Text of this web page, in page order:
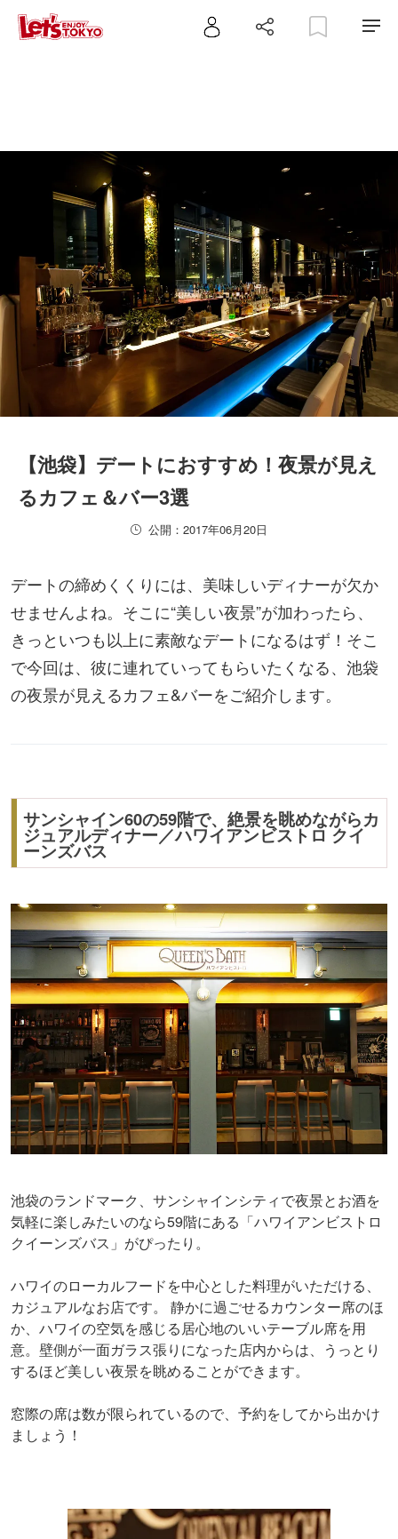
【池袋】デートにおすすめ！夜景が見え
るカフェ＆バー3選
公開：2017年06月20日
デートの締めくくりには、美味しいディナーが欠か
せませんよね。そこに“美しい夜景”が加わったら、
きっといつも以上に素敵なデートになるはず！そこ
で今回は、彼に連れていってもらいたくなる、池袋
の夜景が見えるカフェ&バーをご紹介します。
サンシャイン60の59階で、絶景を眺めながらカ
ジュアルディナー／ハワイアンビストロ クイ
ーンズバス
池袋のランドマーク、サンシャインシティで夜景とお酒を
気軽に楽しみたいのなら59階にある「ハワイアンビストロ
クイーンズバス」がぴったり。
ハワイのローカルフードを中心とした料理がいただける、
カジュアルなお店です。 静かに過ごせるカウンター席のほ
か、ハワイの空気を感じる居心地のいいテーブル席を用
意。壁側が一面ガラス張りになった店内からは、うっとり
するほど美しい夜景を眺めることができます。
窓際の席は数が限られているので、予約をしてから出かけ
ましょう！